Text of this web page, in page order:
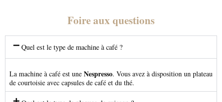
Foire aux questions
Quel est le type de machine à café ?
La machine à café est une Nespresso. Vous avez à disposition un plateau
de courtoisie avec capsules de café et du thé.